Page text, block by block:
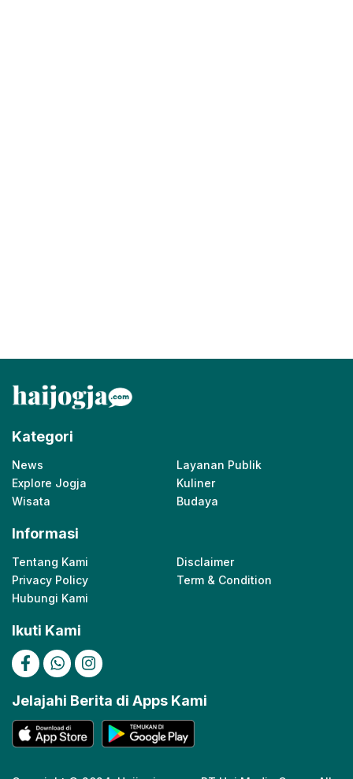
Kategori
News
Layanan Publik
Explore Jogja
Kuliner
Wisata
Budaya
Informasi
Tentang Kami
Disclaimer
Privacy Policy
Term & Condition
Hubungi Kami
Ikuti Kami
Jelajahi Berita di Apps Kami